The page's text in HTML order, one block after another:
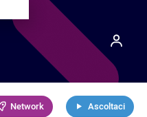
Network Ascoltaci